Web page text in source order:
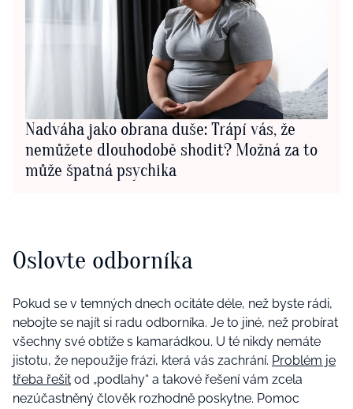
Nadváha jako obrana duše: Trápí vás, že
nemůžete dlouhodobě shodit? Možná za to
může špatná psychika
Oslovte odborníka
Pokud se v temných dnech ocitáte déle, než byste rádi,
nebojte se najít si radu odborníka. Je to jiné, než probírat
všechny své obtíže s kamarádkou. U té nikdy nemáte
jistotu, že nepoužije frázi, která vás zachrání. Problém je
třeba řešit od „podlahy“ a takové řešení vám zcela
nezúčastněný člověk rozhodně poskytne. Pomoc